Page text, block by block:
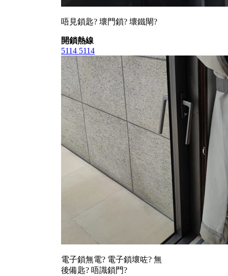
唔見鎖匙? 壞門鎖? 壞鐵閘?
開鎖熱線
5114 5114
電子鎖無電? 電子鎖壞咗? 無
後備匙? 唔識鎖門?